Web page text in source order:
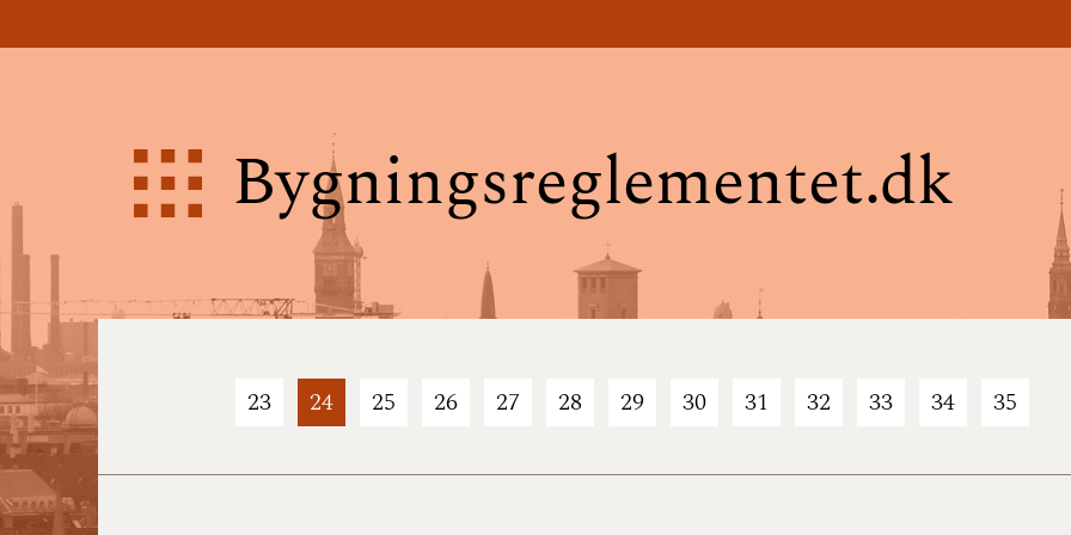
Bygningsreglementet.dk
23 24 25 26 27 28 29 30 31 32 33 34 35